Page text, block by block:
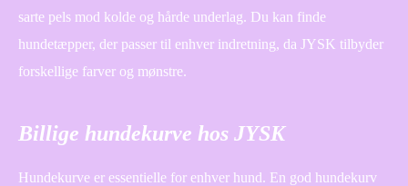
sarte pels mod kolde og hårde underlag. Du kan finde
hundetæpper, der passer til enhver indretning, da JYSK tilbyder
forskellige farver og mønstre.
Billige hundekurve hos JYSK
Hundekurve er essentielle for enhver hund. En god hundekurv